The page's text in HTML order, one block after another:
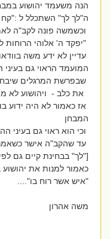
הנה משעמד יהושוע
ה"לך לך" השתכלל ל :"קח
וכשמשה פונה לקב"ה
"יפקד ה' אלוהי הרוחות
עדיין לא ידע משה
המועמד הראוי גם בעיני
שבפרשת המרגלים שיבח
את כלב - ויהושוע לא
אז כאמור לא היה ידוע
המבחן
וכי הוא ראוי גם בעיני
עד שהקב"ה אישר כשאמר
["לך" בבחינת קיים גם לפי
כאמור למנות את יהושוע בן
"איש אשר רוח בו"....
משה אהרון